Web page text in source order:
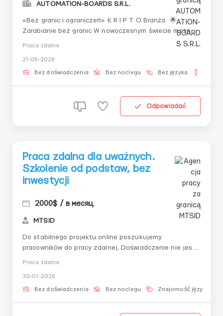
AUTOMATION-BOARDS S.R.L.
«Bez granic i ograniczeń» K R I P T O Branża 🌟
Zarabianie bez granic W nowoczesnym świecie można
zarabiać nie wychodząc z domu, podróżując lub będąc
chęć rozwijania się. 💡 Co trzeba Telefon lub
komput...
Praca zdalna
21-06-2026
Bez doświadczenia Bez noclegu Bez języka
Odpowiadać
Praca zdalna dla uważnych.
Szkolenie od podstaw, bez
inwestycji
2000$ / в месяц
MTSID
Do stabilnego projektu online poszukujemy
pracowników do pracy zdalnej. Doświadczenie nie jest
polega na sprawdzaniu wniosków i prowadzeniu
korespondencji według szablonów. Nie ma telefonów,
Praca zdalna
30-01-2026
Bez doświadczenia Bez noclegu Znajomość języka